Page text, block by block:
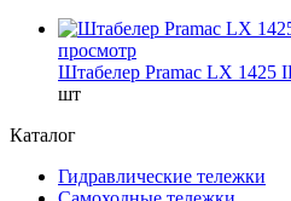
просмотр
Штабелер Pramac LX 1425
шт
Каталог
Гидравлические тележки